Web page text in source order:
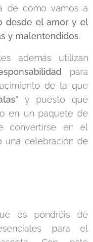
de cómo vamos a
desde el amor y el
y malentendidos.
además utilizan
para
de la que
y puesto que
en un paquete de
convertirse en el
una celebración de
os pondréis de
para el